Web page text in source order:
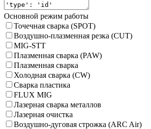
Основной режим работы
Точечная сварка (SPOT)
Воздушно-плазменная резка (CUT)
MIG-STT
Плазменная сварка (PAW)
Плазменная сварка
Холодная сварка (CW)
Сварка пластика
FLUX MIG
Лазерная сварка металлов
Лазерная очистка
Воздушно-дуговая строжка (ARC Air)